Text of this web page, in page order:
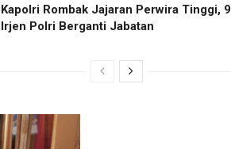
Kapolri Rombak Jajaran Perwira Tinggi, 9
Irjen Polri Berganti Jabatan